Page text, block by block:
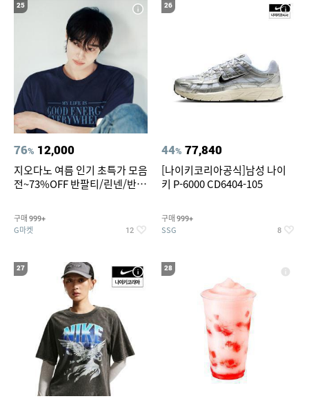
25
76% 12,000
지오다노 여름 인기 초특가 모음
전~73%OFF 반팔티/린넨/반바
구매 999+
G마켓 12
26
44% 77,840
[나이키코리아공식]남성 나이
키 P-6000 CD6404-105
구매 999+
SSG 8
27 28